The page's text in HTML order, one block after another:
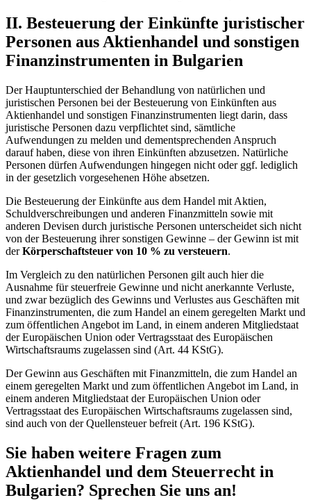
II. Besteuerung der Einkünfte juristischer
Personen aus Aktienhandel und sonstigen
Finanzinstrumenten in Bulgarien
Der Hauptunterschied der Behandlung von natürlichen und
juristischen Personen bei der Besteuerung von Einkünften aus
Aktienhandel und sonstigen Finanzinstrumenten liegt darin, dass
juristische Personen dazu verpflichtet sind, sämtliche
Aufwendungen zu melden und dementsprechenden Anspruch
darauf haben, diese von ihren Einkünften abzusetzen. Natürliche
Personen dürfen Aufwendungen hingegen nicht oder ggf. lediglich
in der gesetzlich vorgesehenen Höhe absetzen.
Die Besteuerung der Einkünfte aus dem Handel mit Aktien,
Schuldverschreibungen und anderen Finanzmitteln sowie mit
anderen Devisen durch juristische Personen unterscheidet sich nicht
von der Besteuerung ihrer sonstigen Gewinne – der Gewinn ist mit
derKörperschaftsteuer von 10 % zu versteuern.
Im Vergleich zu den natürlichen Personen gilt auch hier die
Ausnahme für steuerfreie Gewinne und nicht anerkannte Verluste,
und zwar bezüglich des Gewinns und Verlustes aus Geschäften mit
Finanzinstrumenten, die zum Handel an einem geregelten Markt und
zum öffentlichen Angebot im Land, in einem anderen Mitgliedstaat
der Europäischen Union oder Vertragsstaat des Europäischen
Wirtschaftsraums zugelassen sind (Art. 44 KStG).
Der Gewinn aus Geschäften mit Finanzmitteln, die zum Handel an
einem geregelten Markt und zum öffentlichen Angebot im Land, in
einem anderen Mitgliedstaat der Europäischen Union oder
Vertragsstaat des Europäischen Wirtschaftsraums zugelassen sind,
sind auch von der Quellensteuer befreit (Art. 196 KStG).
Sie haben weitere Fragen zum
Aktienhandel und dem Steuerrecht in
Bulgarien? Sprechen Sie uns an!